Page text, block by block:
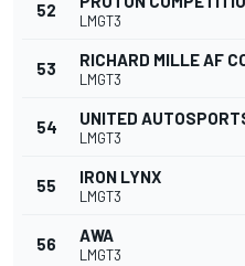
52
LMGT3
53 RICHARD MILLE AF
LMGT3
54 UNITED
LMGT3
55 IRON LYNX
LMGT3
56 AWA
LMGT3